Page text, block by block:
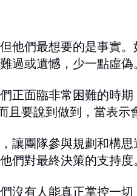
他們最想要的是事實
過或遺憾，少一點虛偽。
正面臨非常困難的時
要說到做到，當表示
讓團隊參與規劃和構
們對最終決策的支持度。
沒有人能真正掌控一